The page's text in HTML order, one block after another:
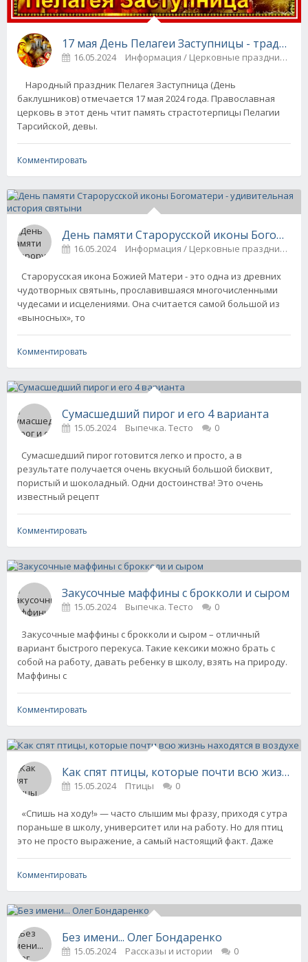
17 мая День Пелагеи Заступницы -
16.05.2024 Информация / Церковные праздники
Народный праздник Пелагея Заступница (День
баклушников) отмечается 17 мая 2024 года. Православная
церковь в этот день чтит память страстотерпицы Пелагии
Тарсийской, девы.
Комментировать
День памяти Старорусской иконы
16.05.2024 Информация / Церковные праздники
Старорусская икона Божией Матери - это одна из древних
чудотворных святынь, прославившаяся многочисленными
чудесами и исцелениями. Она считается самой большой из
«выносных», то
Комментировать
Сумасшедший пирог и его 4 варианта
15.05.2024 Выпечка. Тесто 0
Сумасшедший пирог готовится легко и просто, а в
результате получается очень вкусный большой бисквит,
пористый и шоколадный. Одни достоинства! Это очень
известный рецепт
Комментировать
Закусочные маффины с брокколи и сыром
15.05.2024 Выпечка. Тесто 0
Закусочные маффины с брокколи и сыром – отличный
вариант быстрого перекуса. Такие кексики можно брать с
собой на работу, давать ребенку в школу, взять на природу.
Маффины с
Комментировать
Как спят птицы, которые почти всю жизнь
15.05.2024 Птицы 0
«Спишь на ходу!» — часто слышим мы фразу, приходя с утра
пораньше в школу, университет или на работу. Но для птиц
это не просто выражение, а самый настоящий факт. Даже
Комментировать
Без имени... Олег Бондаренко
15.05.2024 Рассказы и истории 0